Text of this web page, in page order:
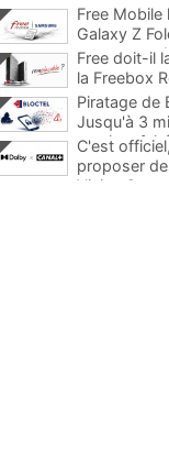
Free Mobile
Galaxy Z
promos et
Free doit-il
la Freebox
Piratage de
Jusqu'à 3
auraient fuité
C'est
proposer
Vision 2